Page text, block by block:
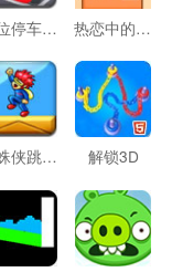
侧位停车训练 热恋中的彩砖
蜘蛛侠跳跃测试 解锁3D